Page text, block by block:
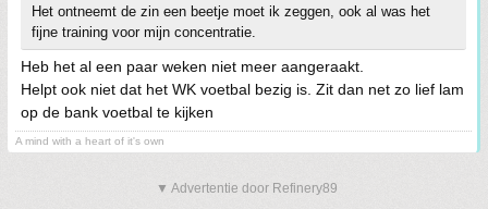
Het ontneemt de zin een beetje moet ik zeggen, ook al was het
fijne training voor mijn concentratie.
Heb het al een paar weken niet meer aangeraakt.
Helpt ook niet dat het WK voetbal bezig is. Zit dan net zo lief lam
op de bank voetbal te kijken
A mind with a heart of it's own
▼ Advertentie door Refinery89